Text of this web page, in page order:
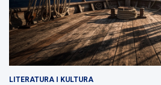
LITERATURA I KULTURA